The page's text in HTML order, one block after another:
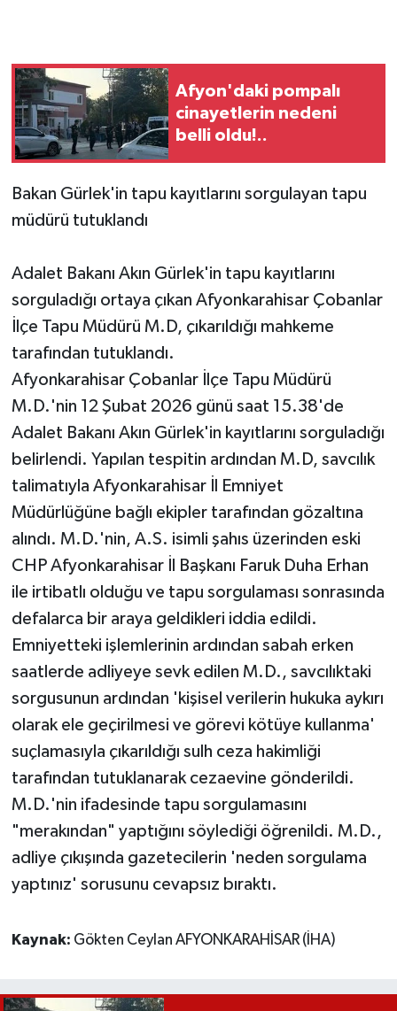
Afyon'daki pompalı
cinayetlerin nedeni
belli oldu!..
Bakan Gürlek'in tapu kayıtlarını sorgulayan tapu
müdürü tutuklandı
Adalet Bakanı Akın Gürlek'in tapu kayıtlarını
sorguladığı ortaya çıkan Afyonkarahisar Çobanlar
İlçe Tapu Müdürü M.D, çıkarıldığı mahkeme
tarafından tutuklandı.
Afyonkarahisar Çobanlar İlçe Tapu Müdürü
M.D.'nin 12 Şubat 2026 günü saat 15.38'de
Adalet Bakanı Akın Gürlek'in kayıtlarını sorguladığı
belirlendi. Yapılan tespitin ardından M.D, savcılık
talimatıyla Afyonkarahisar İl Emniyet
Müdürlüğüne bağlı ekipler tarafından gözaltına
alındı. M.D.'nin, A.S. isimli şahıs üzerinden eski
CHP Afyonkarahisar İl Başkanı Faruk Duha Erhan
ile irtibatlı olduğu ve tapu sorgulaması sonrasında
defalarca bir araya geldikleri iddia edildi.
Emniyetteki işlemlerinin ardından sabah erken
saatlerde adliyeye sevk edilen M.D., savcılıktaki
sorgusunun ardından 'kişisel verilerin hukuka aykırı
olarak ele geçirilmesi ve görevi kötüye kullanma'
suçlamasıyla çıkarıldığı sulh ceza hakimliği
tarafından tutuklanarak cezaevine gönderildi.
M.D.'nin ifadesinde tapu sorgulamasını
"merakından" yaptığını söylediği öğrenildi. M.D.,
adliye çıkışında gazetecilerin 'neden sorgulama
yaptınız' sorusunu cevapsız bıraktı.
Kaynak: Gökten Ceylan AFYONKARAHİSAR (İHA)